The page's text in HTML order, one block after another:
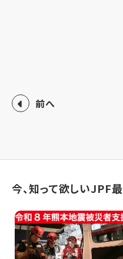
前へ
今、知って欲しいJPF